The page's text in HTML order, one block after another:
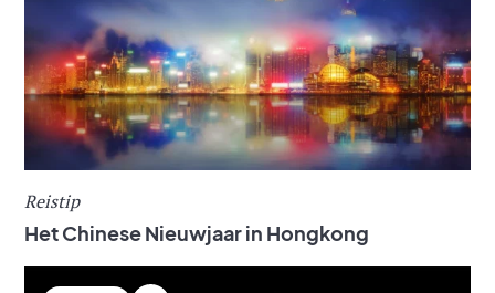
Reistip
Het Chinese Nieuwjaar in Hongkong